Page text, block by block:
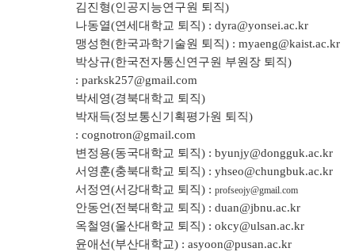
김진형(인공지능연구원 퇴직)
나동열(연세대학교 퇴직) : dyra@yonsei.ac.kr
맹성현(한국과학기술원 퇴직) : myaeng@kaist.ac.kr
박상규(한국전자통신연구원 부원장 퇴직)
: parksk257@gmail.com
박세영(경북대학교 퇴직)
박재득(정보통신기획평가원 퇴직)
: cognotron@gmail.com
변정용(동국대학교 퇴직) : byunjy@dongguk.ac.kr
서영훈(충북대학교 퇴직) : yhseo@chungbuk.ac.kr
서정연(서강대학교 퇴직) : profseojy@gmail.com
안동언(전북대학교 퇴직) : duan@jbnu.ac.kr
옥철영(울산대학교 퇴직) : okcy@ulsan.ac.kr
윤애선(부산대학교) : asyoon@pusan.ac.kr